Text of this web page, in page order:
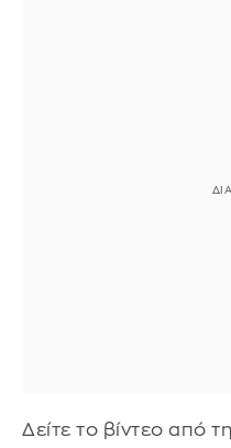
Δείτε το βίντεο από